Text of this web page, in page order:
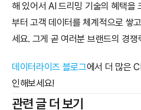
해 있어서 AI 드리밍 기술의 혜택을
부터 고객 데이터를 체계적으로 쌓
세요. 그게 곧 여러분 브랜드의 경쟁
데이터라이즈 블로그에서 더 많은
인해보세요!
관련 글 더 보기